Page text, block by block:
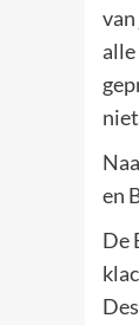
alle
en
De